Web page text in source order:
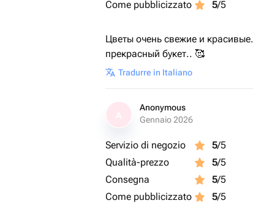
Come pubblicizzato
5/5
Цветы очень свежие и
прекрасный букет.. 🥰
Tradurre in Italiano
Anonymous
Gennaio 2026
Servizio di negozio 5/5
Qualità-prezzo
5/5
Consegna
5/5
Come pubblicizzato
5/5